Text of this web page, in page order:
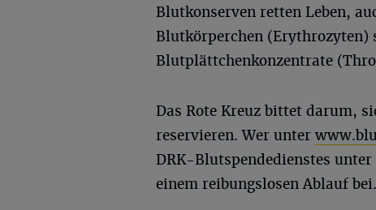
Blutkonserven retten Leben,
Blutkörperchen (Erythrozyten)
Blutplättchenkonzentrate
Das Rote Kreuz bittet darum,
reservieren. Wer unter
DRK-Blutspendedienstes unter
einem reibungslosen Ablauf bei.